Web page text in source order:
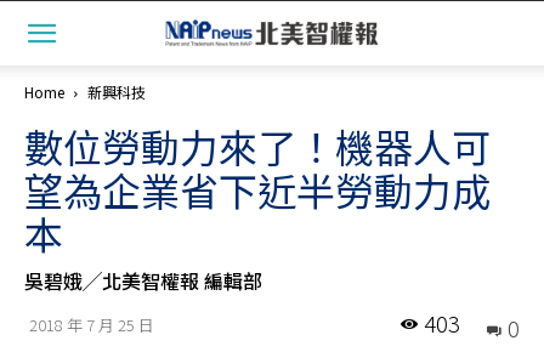
Home 新興科技
數位勞動力來了！機器人可
望為企業省下近半勞動力成
本
吳碧娥╱北美智權報 編輯部
2018 年 7 月 25 日 0
403